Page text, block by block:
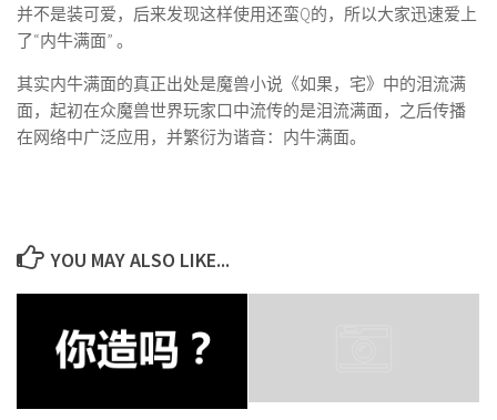
并不是装可爱，后来发现这样使用还蛮Q的，所以大家迅速爱上
了“内牛满面” 。
其实内牛满面的真正出处是魔兽小说《如果，宅》中的泪流满
面，起初在众魔兽世界玩家口中流传的是泪流满面，之后传播
在网络中广泛应用，并繁衍为谐音：内牛满面。
YOU MAY ALSO LIKE...